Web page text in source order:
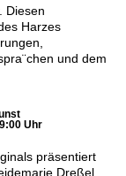
Diesen
Harzes
und dem
Uhr
präsentiert
Dreßel